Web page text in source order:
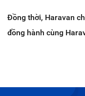
Đồng thời, Haravan
đồng hành cùng